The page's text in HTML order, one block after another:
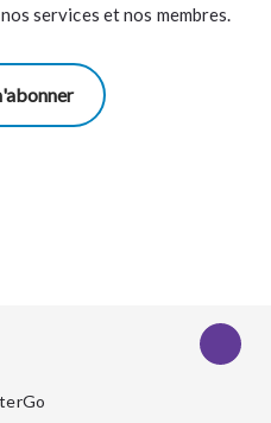
services et nos membres.